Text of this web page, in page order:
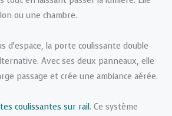
ou une chambre.
d’espace, la porte coulissante double
Avec ses deux panneaux, elle
passage et crée une ambiance aérée.
coulissantes sur rail. Ce système